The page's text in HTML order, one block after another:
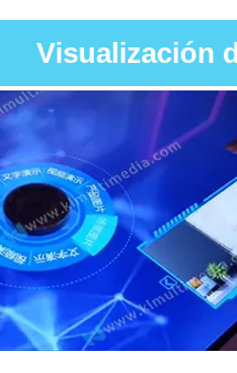
Visualización